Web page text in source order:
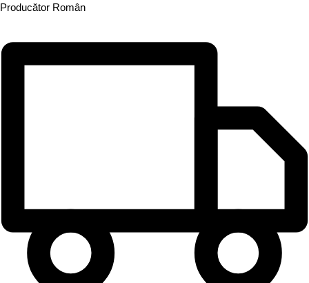
Producător Român